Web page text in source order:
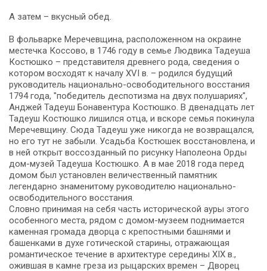
А затем – вкусный обед.
В фольварке Меречевщина, расположенном на окраине
местечка Коссово, в 1746 году в семье Людвика Тадеуша
Костюшко – представителя древнего рода, сведения о
котором восходят к началу ХVІ в. – родился будущий
руководитель национально-освободительного восстания
1794 года, "победитель деспотизма на двух полушариях",
Анджей Тадеуш Бонавентура Костюшко. В двенадцать лет
Тадеуш Костюшко лишился отца, и вскоре семья покинула
Меречевщину. Сюда Тадеуш уже никогда не возвращался,
но его тут не забыли. Усадьба Костюшек восстановлена, и
в ней открыт воссозданный по рисунку Наполеона Орды
дом-музей Тадеуша Костюшко. А в мае 2018 года перед
домом был установлен величественный памятник
легендарно знаменитому руководителю национально-
освободительного восстания.
Словно принимая на себя часть исторической ауры этого
особенного места, рядом с домом-музеем поднимается
каменная громада дворца с крепостными башнями и
башенками в духе готической старины, отражающая
романтическое течение в архитектуре середины XIX в.,
ожившая в камне греза из рыцарских времен – Дворец